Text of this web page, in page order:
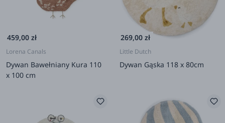
459,00 zł
Lorena Canals
Dywan Bawełniany Kura 110
x 100 cm
269,00 zł
Little Dutch
Dywan Gąska 118 x 80cm